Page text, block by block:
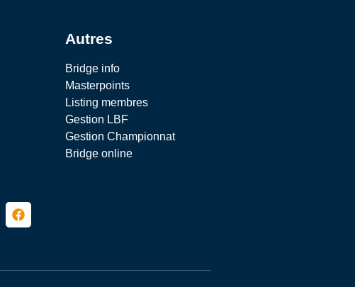
Autres
Bridge info
Masterpoints
Listing membres
Gestion LBF
Gestion Championnat
Bridge online